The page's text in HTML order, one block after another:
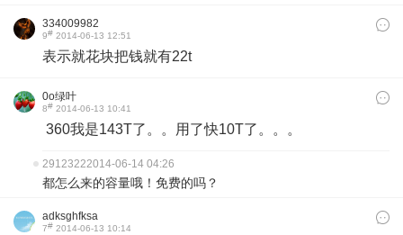
334009982
9# 2014-06-13 12:51
表示就花块把钱就有22t
0o绿叶
8# 2014-06-13 10:41
360我是143T了。。用了快10T了。。。
29123222014-06-14 04:26
都怎么来的容量哦！免费的吗？
adksghfksa
7# 2014-06-13 10:14